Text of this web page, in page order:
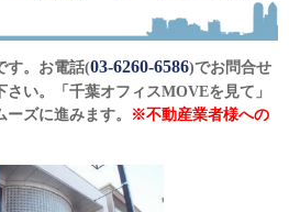
す。お電話(03-6260-6586)でお問合せ
い。「千葉オフィスMOVEを見て」
ズに進みます。
※不動産業者様への